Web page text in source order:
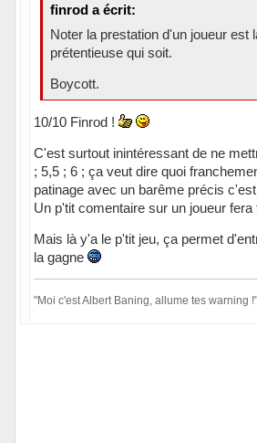
finrod a écrit:
Noter la prestation d'un joueur est
prétentieuse qui soit.
Boycott.
10/10 Finrod !
C'est surtout inintéressant de ne
; 5,5 ; 6 ; ça veut dire quoi
patinage avec un barême précis
Un p'tit comentaire sur un joueur fera
Mais là y'a le p'tit jeu, ça permet
la gagne
"Moi c'est Albert Baning, allume tes warning !"